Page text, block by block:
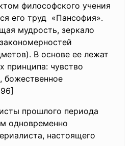
философского учения
его труд «Пансофия».
мудрость, зеркало
В основе ее лежат
принципа: чувство
божественное
прошлого периода
одновременно
настоящего